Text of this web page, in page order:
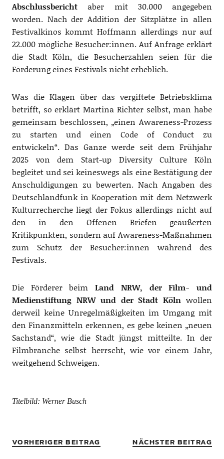
Abschlussbericht aber mit 30.000 angegeben
worden. Nach der Addition der Sitzplätze in allen
Festivalkinos kommt Hoffmann allerdings nur auf
22.000 mögliche Besucher:innen. Auf Anfrage erklärt
die Stadt Köln, die Besucherzahlen seien für die
Förderung eines Festivals nicht erheblich.
Was die Klagen über das vergiftete Betriebsklima
betrifft, so erklärt Martina Richter selbst, man habe
gemeinsam beschlossen, „einen Awareness-Prozess
zu starten und einen Code of Conduct zu
entwickeln“. Das Ganze werde seit dem Frühjahr
2025 von dem Start-up Diversity Culture Köln
begleitet und sei keineswegs als eine Bestätigung der
Anschuldigungen zu bewerten. Nach Angaben des
Deutschlandfunk in Kooperation mit dem Netzwerk
Kulturrecherche liegt der Fokus allerdings nicht auf
den in den Offenen Briefen geäußerten
Kritikpunkten, sondern auf Awareness-Maßnahmen
zum Schutz der Besucher:innen während des
Festivals.
Die Förderer beimLand NRW, der Film- und
Medienstiftung NRW und der Stadt Kölnwollen
derweil keine Unregelmäßigkeiten im Umgang mit
den Finanzmitteln erkennen, es gebe keinen „neuen
Sachstand“, wie die Stadt jüngst mitteilte. In der
Filmbranche selbst herrscht, wie vor einem Jahr,
weitgehend Schweigen.
Titelbild: Werner Busch
VORHERIGER BEITRAG NÄCHSTER BEITRAG